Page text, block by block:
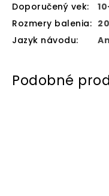
Doporučený vek:
Rozmery balenia:
Jazyk návodu: